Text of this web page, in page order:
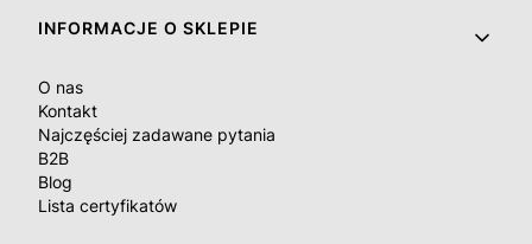
INFORMACJE O SKLEPIE
O nas
Kontakt
Najczęściej zadawane pytania
B2B
Blog
Lista certyfikatów